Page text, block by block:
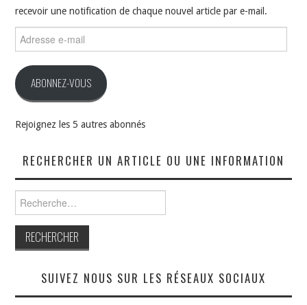
recevoir une notification de chaque nouvel article par e-mail.
e-
ABONNEZ-VOUS
Rejoignez les 5 autres abonnés
RECHERCHER UN ARTICLE OU UNE INFORMATION
SUIVEZ NOUS SUR LES RÉSEAUX SOCIAUX